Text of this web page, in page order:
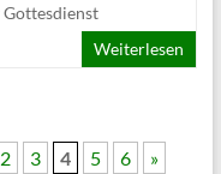
Gottesdienst
Weiterlesen
2 3 4 5 6 »